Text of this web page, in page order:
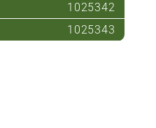
1025342
1025343